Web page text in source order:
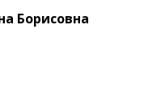
Борисовна